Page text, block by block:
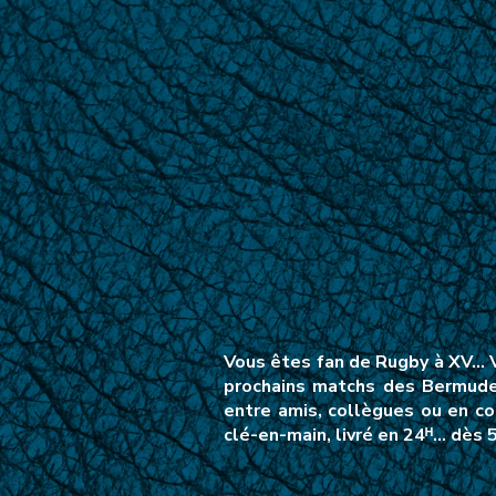
Vous êtes fan de Rugby à
prochains matchs des
entre amis, collègues ou en
clé-en-main, livré en 24ᴴ… dès